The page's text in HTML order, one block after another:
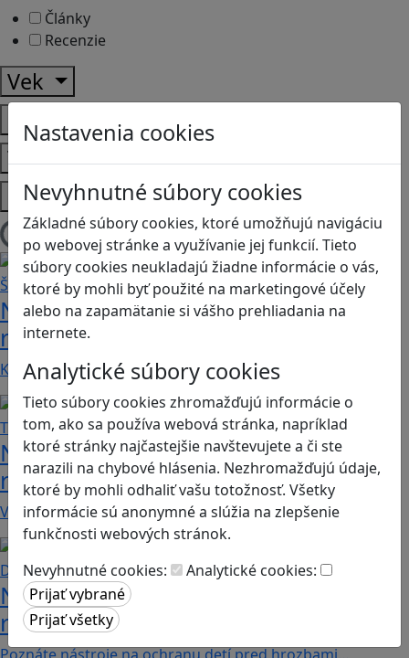
Nastavenia cookies
Nevyhnutné súbory cookies
Základné súbory cookies, ktoré umožňujú navigáciu
po webovej stránke a využívanie jej funkcií. Tieto
súbory cookies neukladajú žiadne informácie o vás,
ktoré by mohli byť použité na marketingové účely
alebo na zapamätanie si vášho prehliadania na
internete.
Analytické súbory cookies
Tieto súbory cookies zhromažďujú informácie o
tom, ako sa používa webová stránka, napríklad
ktoré stránky najčastejšie navštevujete a či ste
narazili na chybové hlásenia. Nezhromažďujú údaje,
ktoré by mohli odhaliť vašu totožnosť. Všetky
informácie sú anonymné a slúžia na zlepšenie
funkčnosti webových stránok.
Nevyhnutné cookies:
Analytické cookies:
Články
Recenzie
Vek
Predmety
Témy
Platformy
Načítam blogy
Návod pre rodičov: Ako na výber
rodičovského zámku? Štvrtá časť
Kvalitné aplikácie, ktoré ponúkajú bezpečné…
Návod pre rodičov: Ako na výber
rodičovského zámku? Tretia časť
V obchode Play je možné nájsť veľké množstvo…
Návod pre rodičov: Ako na výber
rodičovského zámku? Druhá časť